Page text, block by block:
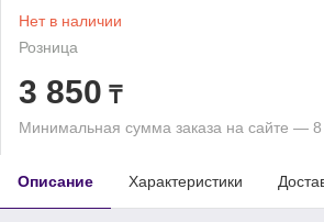
Нет в наличии
Розница
3 850 ₸
Минимальная сумма заказа на сайте —
Описание Характеристики